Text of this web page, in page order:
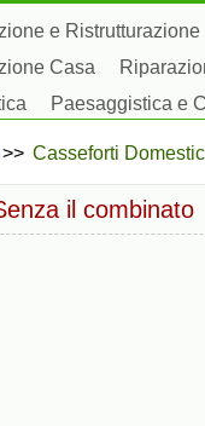
e Ristrutturazione
Casa
Paesaggistica e
>> Casseforti
il combinato